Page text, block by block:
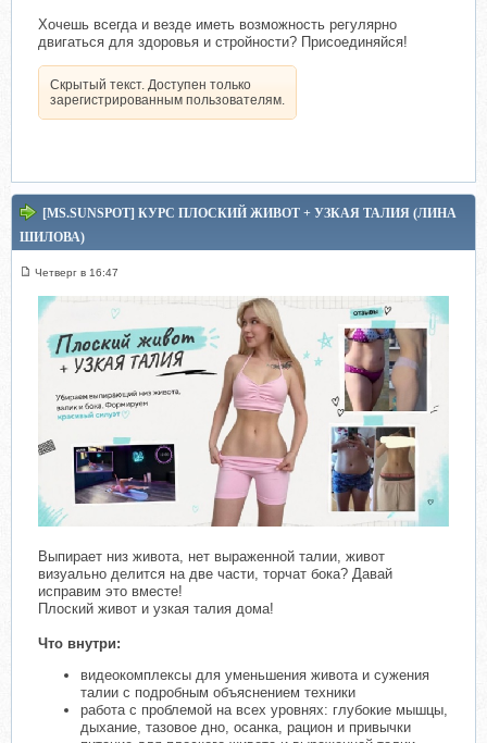
Хочешь всегда и везде иметь возможность регулярно
двигаться для здоровья и стройности? Присоединяйся!
Скрытый текст. Доступен только
зарегистрированным пользователям.
[MS.SUNSPOT] КУРС ПЛОСКИЙ ЖИВОТ + УЗКАЯ ТАЛИЯ (ЛИНА
ШИЛОВА)
Четверг в 16:47
Выпирает низ живота, нет выраженной талии, живот
визуально делится на две части, торчат бока? Давай
исправим это вместе!
Плоский живот и узкая талия дома!
Что внутри:
видеокомплексы для уменьшения живота и сужения
талии с подробным объяснением техники
работа с проблемой на всех уровнях: глубокие мышцы,
дыхание, тазовое дно, осанка, рацион и привычки